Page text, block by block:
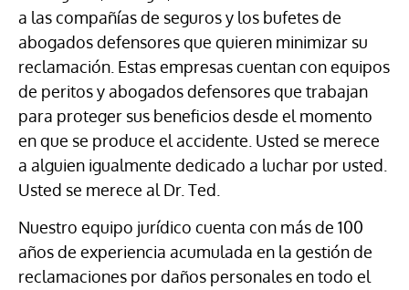
a las compañías de seguros y los bufetes de
abogados defensores que quieren minimizar su
reclamación. Estas empresas cuentan con equipos
de peritos y abogados defensores que trabajan
para proteger sus beneficios desde el momento
en que se produce el accidente. Usted se merece
a alguien igualmente dedicado a luchar por usted.
Usted se merece al Dr. Ted.
Nuestro equipo jurídico cuenta con más de 100
años de experiencia acumulada en la gestión de
reclamaciones por daños personales en todo el